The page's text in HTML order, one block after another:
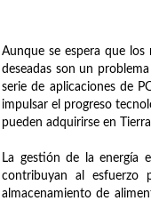
Aunque se espera que los
deseadas son un
serie de aplicaciones de
impulsar el progreso
pueden adquirirse en
La gestión de la energía
contribuyan al esfuerzo
almacenamiento de